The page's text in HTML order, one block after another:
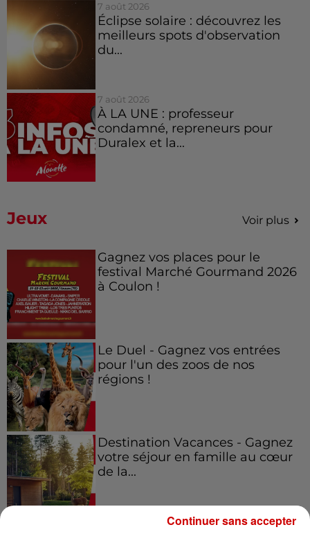
7 août 2026
Éclipse solaire : découvrez les
meilleurs spots d'observation
du...
7 août 2026
À LA UNE : professeur
condamné, repreneurs pour
Duralex et la...
Jeux Voir plus
Gagnez vos places pour le
festival Marché Gourmand 2026
à Coulon !
Le Duel - Gagnez vos entrées
pour l'un des zoos de nos
régions !
Destination Vacances - Gagnez
votre séjour en famille au cœur
de la...
Continuer sans accepter